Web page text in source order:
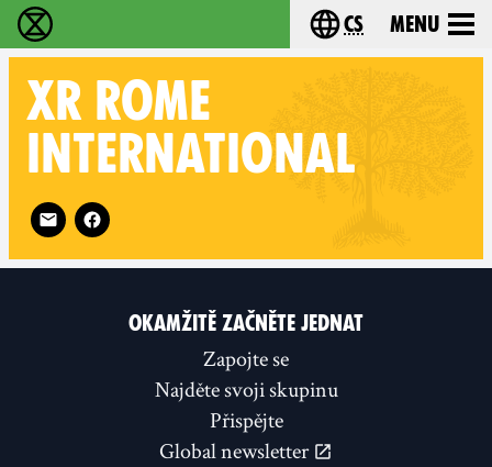
Rebelie proti vyhynutí - Home Choose your
cs Menu
XR ROME
INTERNATIONAL
Follow XR Rome International on
OKAMŽITĚ ZAČNĚTE JEDNAT
Zapojte se
Najděte svoji skupinu
Přispějte
Global newsletter